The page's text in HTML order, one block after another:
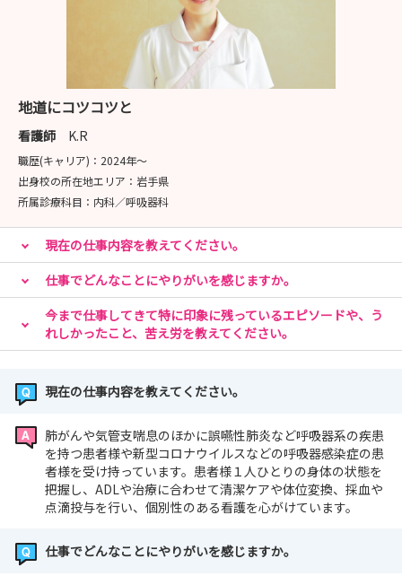
地道にコツコツと
看護師 K.R
職歴(キャリア)： 2024年〜
出身校の所在地エリア： 岩手県
所属診療科目： 内科／呼吸器科
現在の仕事内容を教えてください。
仕事でどんなことにやりがいを感じますか。
今まで仕事してきて特に印象に残っているエピソードや、う
れしかったこと、苦え労を教えてください。
現在の仕事内容を教えてください。
肺がんや気管支喘息のほかに誤嚥性肺炎など呼吸器系の疾患
を持つ患者様や新型コロナウイルスなどの呼吸器感染症の患
者様を受け持っています。患者様１人ひとりの身体の状態を
把握し、ADLや治療に合わせて清潔ケアや体位変換、採血や
点滴投与を行い、個別性のある看護を心がけています。
仕事でどんなことにやりがいを感じますか。